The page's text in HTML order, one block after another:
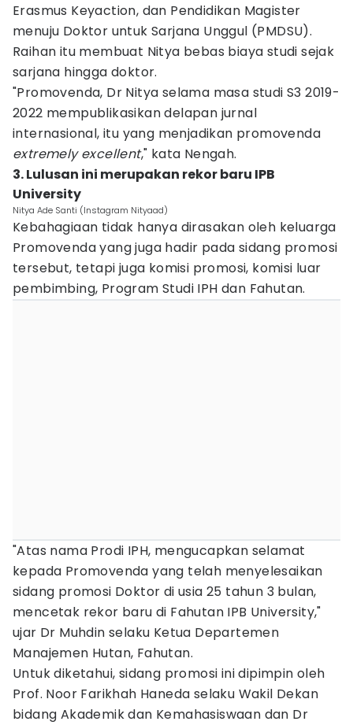
Erasmus Keyaction, dan Pendidikan Magister
menuju Doktor untuk Sarjana Unggul (PMDSU).
Raihan itu membuat Nitya bebas biaya studi sejak
sarjana hingga doktor.
"Promovenda, Dr Nitya selama masa studi S3 2019-
2022 mempublikasikan delapan jurnal
internasional, itu yang menjadikan promovenda
extremely excellent," kata Nengah.
3. Lulusan ini merupakan rekor baru IPB
University
Nitya Ade Santi (Instagram Nityaad)
Kebahagiaan tidak hanya dirasakan oleh keluarga
Promovenda yang juga hadir pada sidang promosi
tersebut, tetapi juga komisi promosi, komisi luar
pembimbing, Program Studi IPH dan Fahutan.
"Atas nama Prodi IPH, mengucapkan selamat
kepada Promovenda yang telah menyelesaikan
sidang promosi Doktor di usia 25 tahun 3 bulan,
mencetak rekor baru di Fahutan IPB University,"
ujar Dr Muhdin selaku Ketua Departemen
Manajemen Hutan, Fahutan.
Untuk diketahui, sidang promosi ini dipimpin oleh
Prof. Noor Farikhah Haneda selaku Wakil Dekan
bidang Akademik dan Kemahasiswaan dan Dr